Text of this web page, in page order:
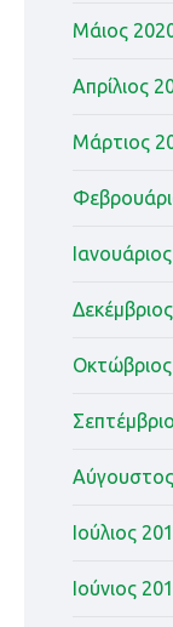
Μάιος
Απρίλιος
Μάρτιος
Ιούλιος
Ιούνιος